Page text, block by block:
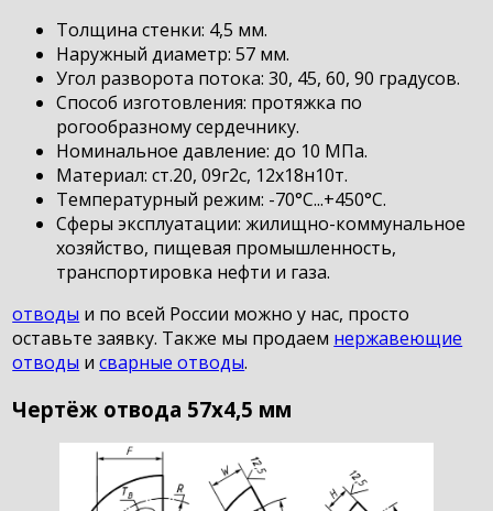
Толщина стенки: 4,5 мм.
Наружный диаметр: 57 мм.
Угол разворота потока: 30, 45, 60, 90 градусов.
Способ изготовления: протяжка по
рогообразному сердечнику.
Номинальное давление: до 10 МПа.
Материал: ст.20, 09г2с, 12х18н10т.
Температурный режим: -70°С...+450°С.
Сферы эксплуатации: жилищно-коммунальное
хозяйство, пищевая промышленность,
транспортировка нефти и газа.
отводы и по всей России можно у нас, просто
оставьте заявку. Также мы продаем нержавеющие
отводы исварные отводы.
Чертёж отвода 57х4,5 мм